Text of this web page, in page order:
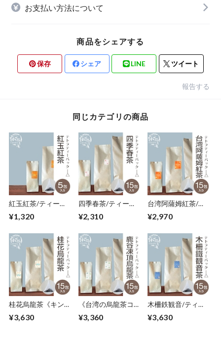
お支払い方法について
商品をシェアする
保存 シェア LINE ツイート
報告する
同じカテゴリの商品
紅玉紅茶/ティーバ
¥1,320
四季春茶/ティーバ
¥2,310
台湾阿薩姆紅茶/テ
¥2,970
桂花烏龍茶《キンモ
ッグ 15包
¥3,630
《台湾の烏龍茶コン
凍頂烏龍茶/ティー
¥3,360
木柵鉄観音/ティー
¥3,630